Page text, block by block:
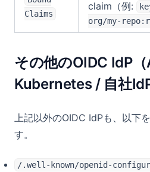
Claims
claim（例:
org/my-
その他のOIDC IdP
Kubernetes / 自社
上記以外のOIDC IdPも、以下
す。
/.well-known/openid-